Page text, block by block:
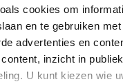
cookies om
en te gebruiken
advertenties en
inzicht in
U kunt kiezen wie